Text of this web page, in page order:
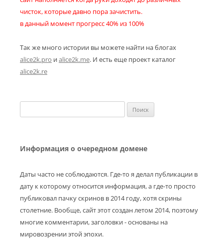
чисток, которые давно пора зачистить.
в данный момент прогресс 40% из 100%
Так же много истории вы можете найти на блогах
alice2k.pro иalice2k.me. И есть еще проект каталог
alice2k.re
Информация о очередном домене
Даты часто не соблюдаются. Где-то я делал публикации в
дату к которому относится информация, а где-то просто
публиковал пачку скринов в 2014 году, хотя скрины
столетние. Вообще, сайт этот создан летом 2014, поэтому
многие комментарии, заголовки - основаны на
мировозрении этой эпохи.